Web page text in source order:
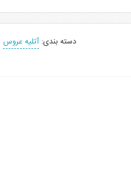
دسته بندی: آتلیه عروس